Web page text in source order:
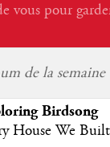
vous pour
de la semaine
Birdsong
House We Built